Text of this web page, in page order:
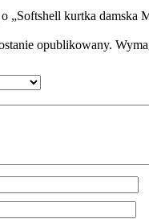
„Softshell kurtka damska
opublikowany.